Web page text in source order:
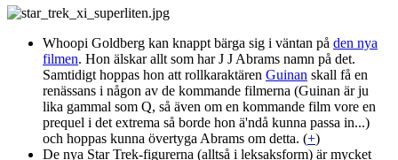
Whoopi Goldberg kan knappt bärga sig i väntan på den nya
filmen. Hon älskar allt som har J J Abrams namn på det.
Samtidigt hoppas hon att rollkaraktären Guinan skall få en
renässans i någon av de kommande filmerna (Guinan är ju
lika gammal som Q, så även om en kommande film vore en
prequel i det extrema så borde hon ä'ndå kunna passa in...)
och hoppas kunna övertyga Abrams om detta. (+)
De nya Star Trek-figurerna (alltså i leksaksform) är mycket